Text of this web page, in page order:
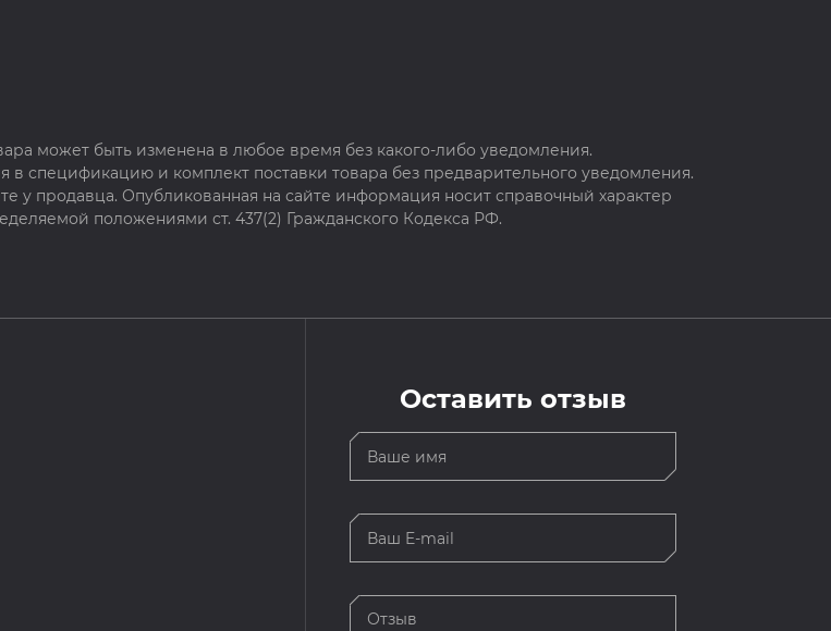
может быть изменена в любое время без какого-либо уведомления.
в спецификацию и комплект поставки товара без предварительного уведомления.
у продавца. Опубликованная на сайте информация носит справочный характер
положениями ст. 437(2) Гражданского Кодекса РФ.
Оставить отзыв